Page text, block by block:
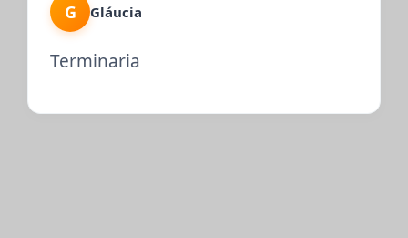
G Gláucia
Terminaria